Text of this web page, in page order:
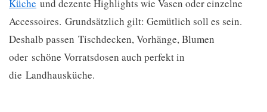
Küche und dezente Highlights wie Vasen oder einzelne
Accessoires. Grundsätzlich gilt: Gemütlich soll es sein.
Deshalb passen Tischdecken, Vorhänge, Blumen
oder schöne Vorratsdosen auch perfekt in
die Landhausküche.